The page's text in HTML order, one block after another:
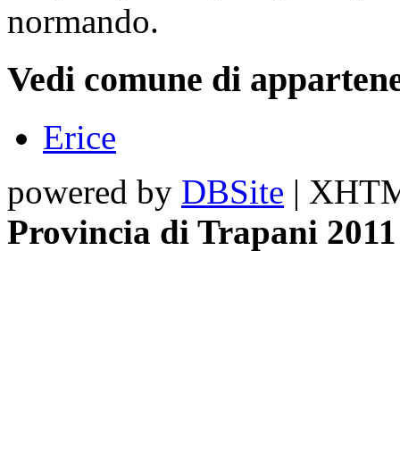
normando.
Vedi comune di
Erice
powered by DBSite |
Provincia di Trapani 2011